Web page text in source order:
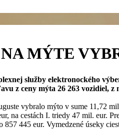
MÝTE
služby elektronockého
z ceny mýta 26 263 vozidiel, z
vybralo mýto v sume 11,72
na cestách I. triedy 47 mil. eur.
445 eur. Vymedzené úseky